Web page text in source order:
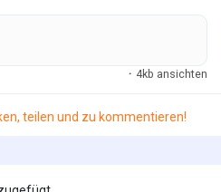
· 4kb ansichten
teilen und zu kommentieren!